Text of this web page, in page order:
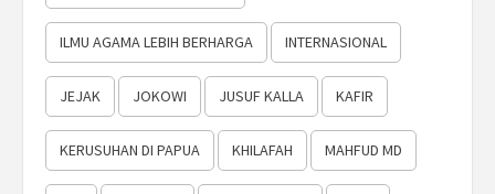
ILMU AGAMA LEBIH BERHARGA INTERNASIONAL
JEJAK JOKOWI JUSUF KALLA KAFIR
KERUSUHAN DI PAPUA KHILAFAH MAHFUD MD